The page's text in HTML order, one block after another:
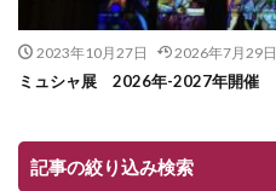
2023年10月27日 2026年7月29日
ミュシャ展 2026年-2027年開催
記事の絞り込み検索